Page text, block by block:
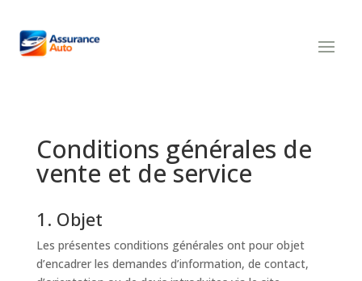
Conditions générales de
vente et de service
1. Objet
Les présentes conditions générales ont pour objet
d’encadrer les demandes d’information, de contact,